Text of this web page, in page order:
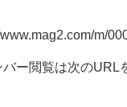
m/
閲覧は次のURLを